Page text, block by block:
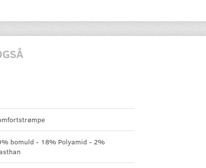
bomuld - 18% Polyamid - 2%